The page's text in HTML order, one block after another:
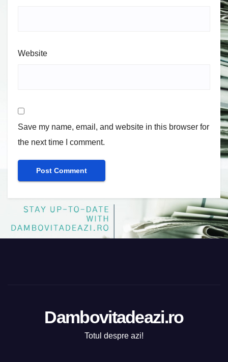
Website
Save my name, email, and website in this browser for
the next time I comment.
Dambovitadeazi.ro
Totul despre azi!